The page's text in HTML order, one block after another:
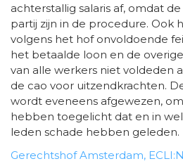
achterstallig salaris af, omdat
partij zijn in de procedure. Ook
volgens het hof onvoldoende
het betaalde loon en de
van alle werkers niet voldeden
de cao voor uitzendkrachten.
wordt eveneens afgewezen,
hebben toegelicht dat en in
leden schade hebben geleden.
Gerechtshof Amsterdam,